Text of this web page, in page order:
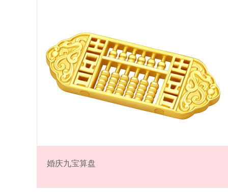
婚庆九宝算盘